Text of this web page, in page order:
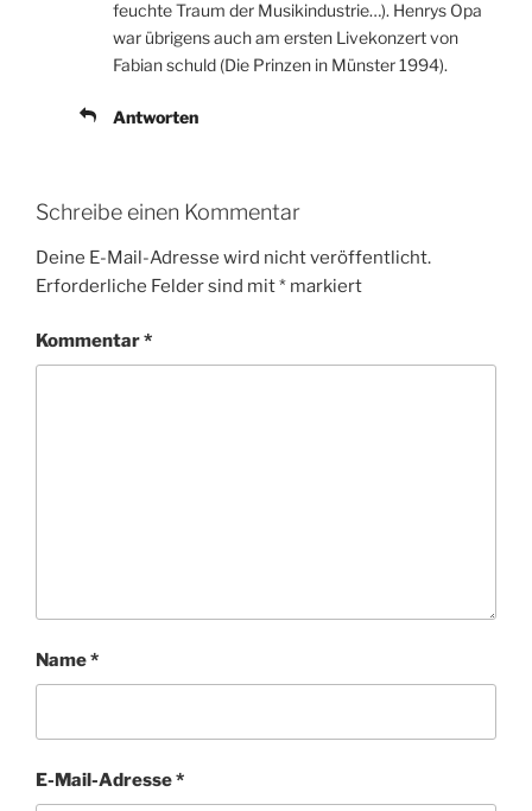
feuchte Traum der Musikindustrie…). Henrys Opa
war übrigens auch am ersten Livekonzert von
Fabian schuld (Die Prinzen in Münster 1994).
Antworten
Schreibe einen Kommentar
Deine E-Mail-Adresse wird nicht veröffentlicht.
Erforderliche Felder sind mit* markiert
Kommentar*
Name*
E-Mail-Adresse*